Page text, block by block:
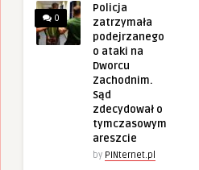
0
Policja
zatrzymała
podejrzanego
o ataki na
Dworcu
Zachodnim.
Sąd
zdecydował o
tymczasowym
areszcie
by PINternet.pl